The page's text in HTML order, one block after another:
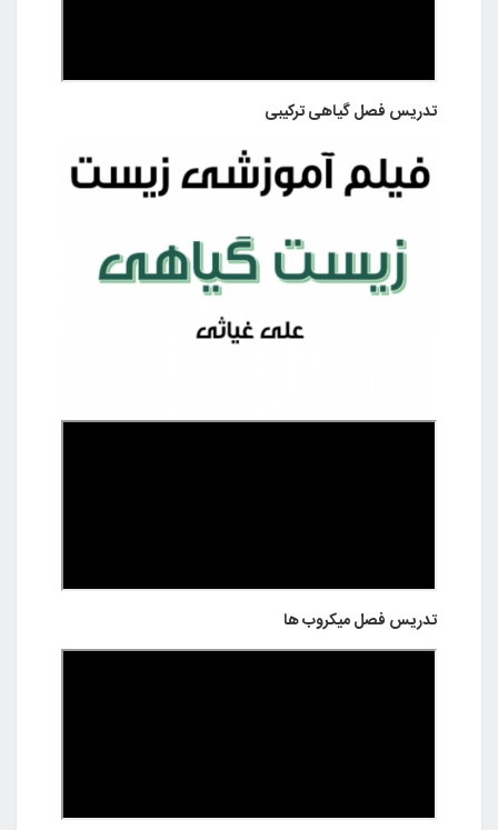
تدریس فصل گیاهی ترکیبی
تدریس فصل میکروب ها